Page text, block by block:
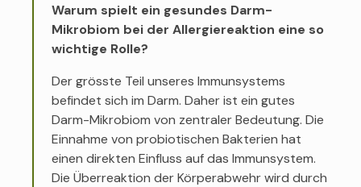
Warum spielt ein gesundes Darm-
Mikrobiom bei der Allergiereaktion eine so
wichtige Rolle?
Der grösste Teil unseres Immunsystems
befindet sich im Darm. Daher ist ein gutes
Darm-Mikrobiom von zentraler Bedeutung. Die
Einnahme von probiotischen Bakterien hat
einen direkten Einfluss auf das Immunsystem.
Die Überreaktion der Körperabwehr wird durch